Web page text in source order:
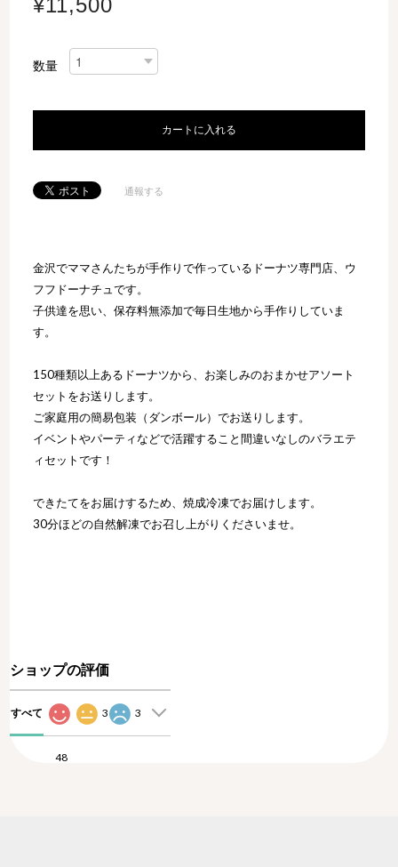
数量
カートに入れる
通報する
金沢でママさんたちが手作りで作っているドーナツ専門店、ウ
フフドーナチュです。
子供達を思い、保存料無添加で毎日生地から手作りしていま
す。
150種類以上あるドーナツから、お楽しみのおまかせアソート
セットをお送りします。
ご家庭用の簡易包装（ダンボール）でお送りします。
イベントやパーティなどで活躍すること間違いなしのバラエテ
ィセットです！
できたてをお届けするため、焼成冷凍でお届けします。
30分ほどの自然解凍でお召し上がりくださいませ。
ショップの評価
すべて
48
3 3